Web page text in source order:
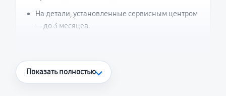
На детали, установленные сервисным центром
— до 3 месяцев.
Что считается гарантийным случаем
Показать полностью